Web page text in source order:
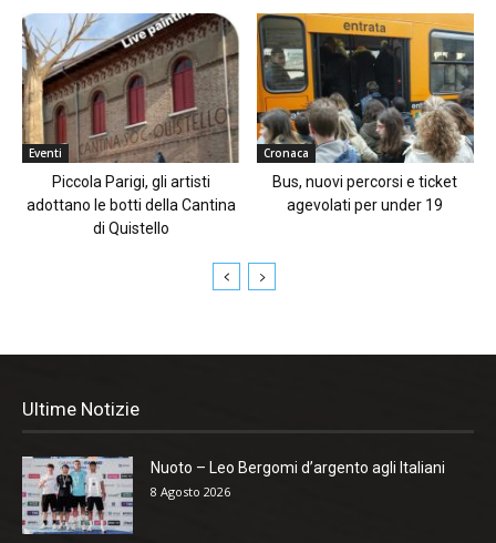
Eventi
Piccola Parigi, gli artisti
adottano le botti della Cantina
di Quistello
Cronaca
Bus, nuovi percorsi e ticket
agevolati per under 19
Ultime Notizie
Nuoto – Leo Bergomi d’argento agli Italiani
8 Agosto 2026